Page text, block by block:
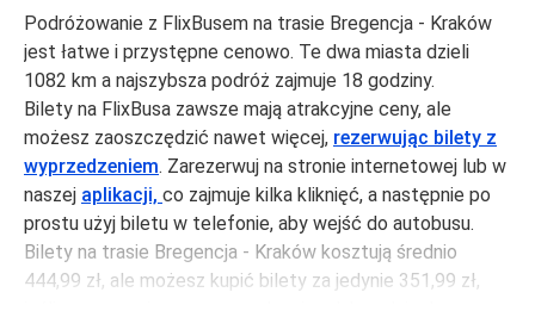
Podróżowanie z FlixBusem na trasie Bregencja - Kraków
jest łatwe i przystępne cenowo. Te dwa miasta dzieli
1082 km a najszybsza podróż zajmuje 18 godziny.
Bilety na FlixBusa zawsze mają atrakcyjne ceny, ale
możesz zaoszczędzić nawet więcej, rezerwując bilety z
wyprzedzeniem. Zarezerwuj na stronie internetowej lub w
naszej aplikacji, co zajmuje kilka kliknięć, a następnie po
prostu użyj biletu w telefonie, aby wejść do autobusu.
Bilety na trasie Bregencja - Kraków kosztują średnio
444,99 zł, ale możesz kupić bilety za jedynie 351,99 zł,